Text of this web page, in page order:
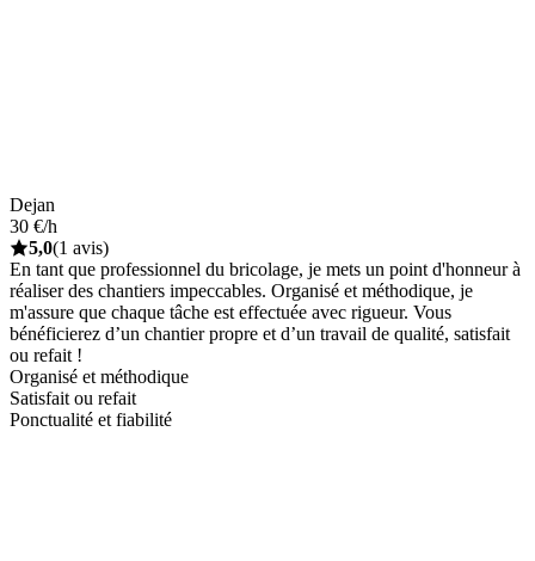
Dejan
30 €/h
5,0(1 avis)
En tant que professionnel du bricolage, je mets un point d'honneur à
réaliser des chantiers impeccables. Organisé et méthodique, je
m'assure que chaque tâche est effectuée avec rigueur. Vous
bénéficierez d’un chantier propre et d’un travail de qualité, satisfait
ou refait !
Organisé et méthodique
Satisfait ou refait
Ponctualité et fiabilité